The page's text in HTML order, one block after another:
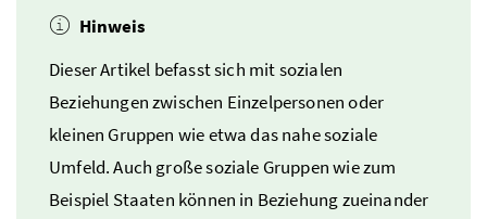
Hinweis
Dieser Artikel befasst sich mit sozialen
Beziehungen zwischen Einzelpersonen oder
kleinen Gruppen wie etwa das nahe soziale
Umfeld. Auch große soziale Gruppen wie zum
Beispiel Staaten können in Beziehung zueinander